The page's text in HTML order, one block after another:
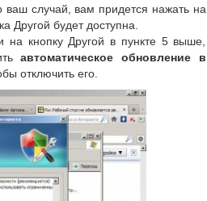
ваш случай, вам придется нажать на
Другой будет доступна.
на кнопку Другой в пункте 5 выше,
автоматическое обновление в
отключить его.